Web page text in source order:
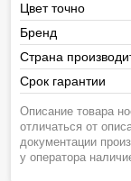
Цвет точно
Бренд
Страна
Срок гарантии
Описание товара
отличаться от
документации
у оператора